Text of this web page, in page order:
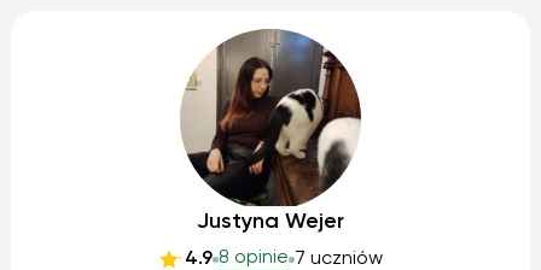
Justyna Wejer
4.9 8 opinie 7 uczniów